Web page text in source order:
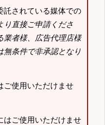
されている媒体での
り直接ご申請くださ
業者様、広告代理店様
無条件で非承認となり
使用いただけませ
ご使用いただけませ